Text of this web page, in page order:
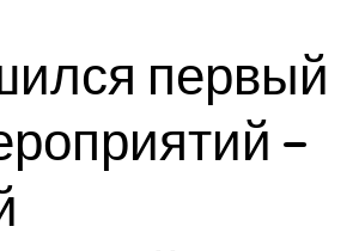
первый
-